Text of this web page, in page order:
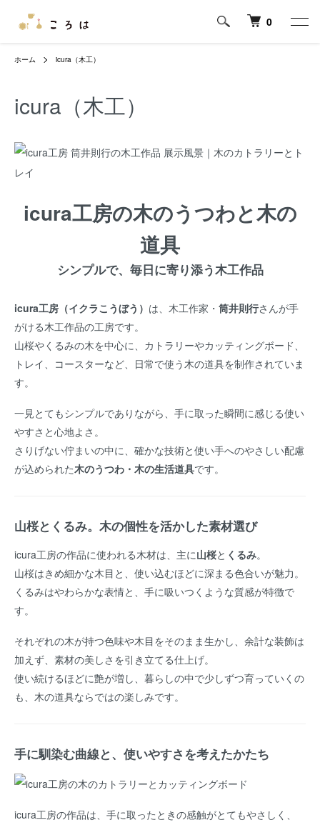
0
ホーム icura（木工）
icura（木工）
icura工房の木のうつわと木の
道具
シンプルで、毎日に寄り添う木工作品
icura工房（イクラこうぼう） は、木工作家・ 筒井則行さんが手
がける木工作品の工房です。
山桜やくるみの木を中心に、カトラリーやカッティングボード、
トレイ、コースターなど、日常で使う木の道具を制作されていま
す。
一見とてもシンプルでありながら、手に取った瞬間に感じる使い
やすさと心地よさ。
さりげない佇まいの中に、確かな技術と使い手へのやさしい配慮
が込められた木のうつわ・木の生活道具です。
山桜とくるみ。木の個性を活かした素材選び
icura工房の作品に使われる木材は、主に山桜と くるみ。
山桜はきめ細かな木目と、使い込むほどに深まる色合いが魅力。
くるみはやわらかな表情と、手に吸いつくような質感が特徴で
す。
それぞれの木が持つ色味や木目をそのまま生かし、余計な装飾は
加えず、素材の美しさを引き立てる仕上げ。
使い続けるほどに艶が増し、暮らしの中で少しずつ育っていくの
も、木の道具ならではの楽しみです。
手に馴染む曲線と、使いやすさを考えたかたち
icura工房の作品は、手に取ったときの感触がとてもやさしく、